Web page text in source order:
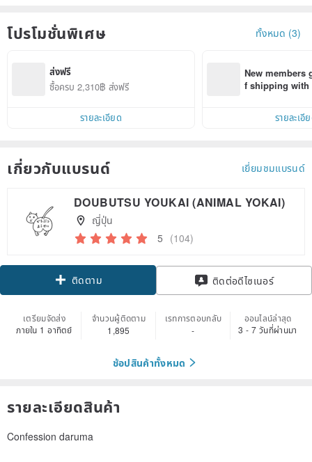
โปรโมชั่นพิเศษ ทั้งหมด (3)
ส่งฟรี
ซื้อครบ 2,310฿ ส่งฟรี
รายละเอียด
New members
f shipping
within 7 days!
รายละเอี
เกี่ยวกับแบรนด์ เยี่ยมชมแบรนด์
DOUBUTSU YOUKAI (ANIMAL YOKAI)
ญี่ปุ่น
5 (104)
ติดตาม ติดต่อดีไซเนอร์
เตรียมจัดส่ง
ภายใน 1 อาทิตย์
จำนวนผู้ติดตาม
1,895
เรทการตอบกลับ
-
ออนไลน์ล่าสุด
3 - 7 วันที่ผ่านมา
ช้อปสินค้าทั้งหมด
รายละเอียดสินค้า
Confession daruma